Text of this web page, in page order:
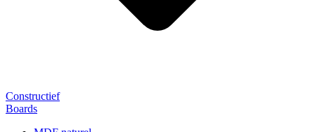
Constructief
Boards